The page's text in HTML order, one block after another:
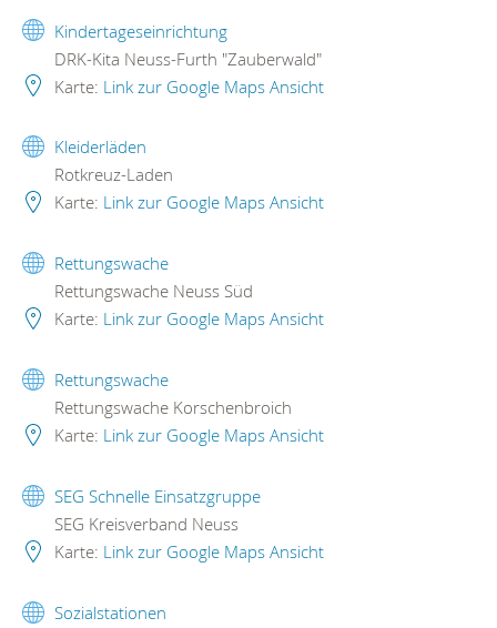
Kindertageseinrichtung
DRK-Kita Neuss-Furth "Zauberwald"
Karte: Link zur Google Maps Ansicht
Kleiderläden
Rotkreuz-Laden
Karte: Link zur Google Maps Ansicht
Rettungswache
Rettungswache Neuss Süd
Karte: Link zur Google Maps Ansicht
Rettungswache
Rettungswache Korschenbroich
Karte: Link zur Google Maps Ansicht
SEG Schnelle Einsatzgruppe
SEG Kreisverband Neuss
Karte: Link zur Google Maps Ansicht
Sozialstationen